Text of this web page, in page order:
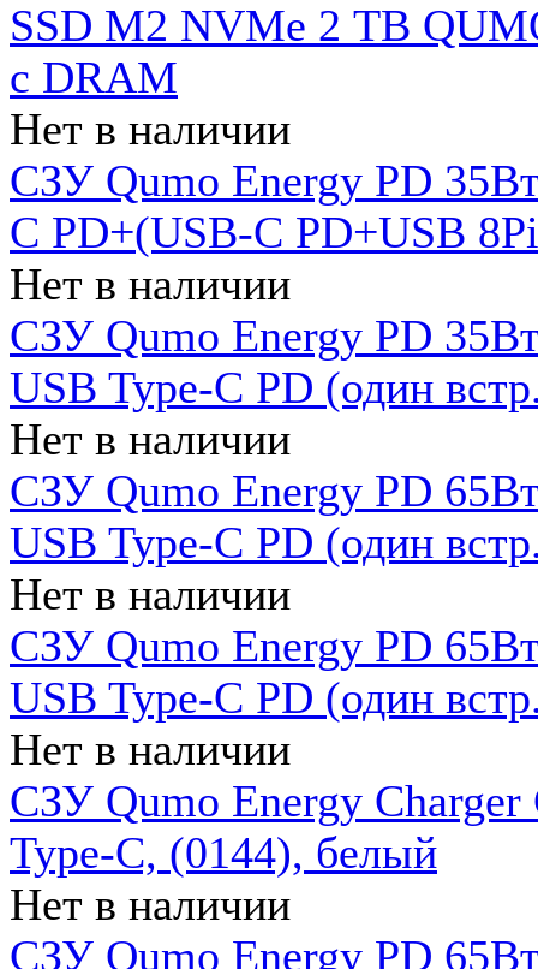
SSD M2 NVMe 2 ТB
c DRAM
Нет в наличии
СЗУ Qumo Energy PD
C PD+(USB-C PD+USB
Нет в наличии
СЗУ Qumo Energy PD
USB Type-C PD (один
Нет в наличии
СЗУ Qumo Energy PD
USB Type-C PD (один
Нет в наличии
СЗУ Qumo Energy PD
USB Type-C PD (один
Нет в наличии
СЗУ Qumo Energy
Type-C, (0144), белый
Нет в наличии
СЗУ Qumo Energy PD